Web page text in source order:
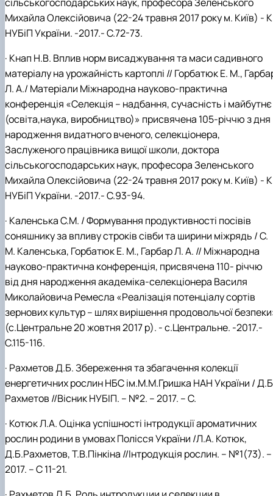
Михайла Олексійовича (22-24 травня 2017 року м. Київ) -
НУБіП України. -2017.- С.72-73.
· Кнап Н.В. Вплив норм висаджування та маси садивного
матеріалу на урожайність картоплі // Горбатюк Е. М.,
Л. А./ Матеріали Міжнародна науково-практична
конференція «Селекція – надбання, сучасність і майбутнє
(освіта,наука, виробництво)» присвячена 105-річчю з дня
народження видатного вченого, селекціонера,
Заслуженого працівника вищої школи, доктора
сільськогосподарських наук, професора Зеленського
Михайла Олексійовича (22-24 травня 2017 року м. Київ) -
НУБіП України. -2017.- С.93-94.
· Каленська С.М. / Формування продуктивності посівів
соняшнику за впливу строків сівби та ширини міжрядь / С.
М. Каленська, Горбатюк Е. М., Гарбар Л. А. // Міжнародна
науково-практична конференція, присвячена 110- річчю
від дня народження академіка-селекціонера Василя
Миколайовича Ремесла «Реалізація потенціалу сортів
зернових культур – шлях вирішення продовольчої
(с.Центральне 20 жовтня 2017 р). - с.Центральне. -2017.-
С.115-116.
· Рахметов Д.Б. Збереження та збагачення колекції
енергетичних рослин НБС ім.М.М.Гришка НАН України /
Рахметов //Вісник НУБІП. – №2. – 2017. – С.
· Котюк Л.А. Оцінка успішності інтродукції ароматичних
рослин родини в умовах Полісся України /Л.А. Котюк,
Д.Б.Рахметов, Т.В.Пінкіна //Інтродукція рослин. – №1(73). –
2017. – С 11-21.